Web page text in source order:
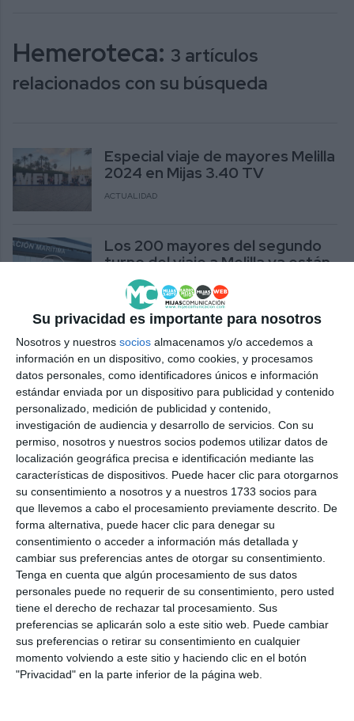
Su privacidad es importante para nosotros
Nosotros y nuestros socios almacenamos y/o accedemos a
información en un dispositivo, como cookies, y procesamos
datos personales, como identificadores únicos e información
estándar enviada por un dispositivo para publicidad y contenido
personalizado, medición de publicidad y contenido,
investigación de audiencia y desarrollo de servicios. Con su
permiso, nosotros y nuestros socios podemos utilizar datos de
localización geográfica precisa e identificación mediante las
características de dispositivos. Puede hacer clic para otorgarnos
su consentimiento a nosotros y a nuestros 1733 socios para
que llevemos a cabo el procesamiento previamente descrito. De
forma alternativa, puede hacer clic para denegar su
consentimiento o acceder a información más detallada y
cambiar sus preferencias antes de otorgar su consentimiento.
Tenga en cuenta que algún procesamiento de sus datos
personales puede no requerir de su consentimiento, pero usted
tiene el derecho de rechazar tal procesamiento. Sus
preferencias se aplicarán solo a este sitio web. Puede cambiar
sus preferencias o retirar su consentimiento en cualquier
momento volviendo a este sitio y haciendo clic en el botón
"Privacidad" en la parte inferior de la página web.
Hemeroteca: 3 artículos
relacionados con su búsqueda
Especial viaje de mayores Melilla
2024 en Mijas 3.40 TV
ACTUALIDAD
Los 200 mayores del segundo
turno del viaje a Melilla ya están
en casa
ACTUALIDAD
Los mayores adjudicatarios del
viaje a Melilla podrán realizar los
pagos hasta el lunes 14
ACTUALIDAD